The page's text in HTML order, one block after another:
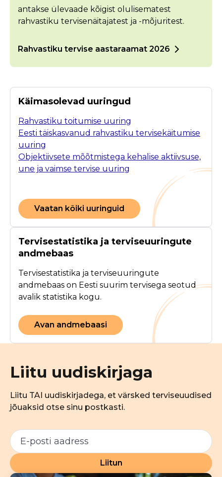
antakse ülevaade kõigist olulisematest
rahvastiku tervisenäitajatest ja -mõjuritest.
Rahvastiku tervise aastaraamat 2026
Käimasolevad uuringud
Rahvastiku toitumise uuring
Eesti täiskasvanud rahvastiku tervisekäitumise
uuring
Objektiivsete mõõtmistega kehalise aktiivsuse,
une ja vaimse tervise uuring
Vaatan kõiki uuringuid
Tervisestatistika ja terviseuuringute
andmebaas
Tervisestatistika ja terviseuuringute
andmebaas on Eesti suurim tervisega seotud
avalik statistika kogu.
Avan andmebaasi
Liitu uudiskirjaga
Liitu TAI uudiskirjadega, et värsked terviseuudised
jõuaksid otse sinu postkasti.
Liitun